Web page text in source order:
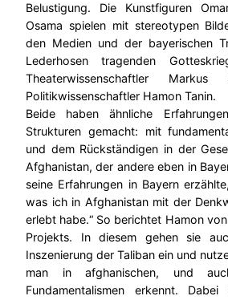
Belustigung. Die Kunstfiguren
Osama spielen mit stereotypen
den Medien und der bayerischen
Lederhosen tragenden
Theaterwissenschaftler
Politikwissenschaftler Hamon Tanin.
Beide haben ähnliche
Strukturen gemacht: mit
und dem Rückständigen in der
Afghanistan, der andere eben in
seine Erfahrungen in Bayern
was ich in Afghanistan mit der
erlebt habe.“ So berichtet Hamon
Projekts. In diesem gehen sie
Inszenierung der Taliban ein und
man in afghanischen, und
Fundamentalismen erkennt.